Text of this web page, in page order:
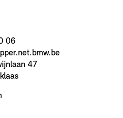
06
47